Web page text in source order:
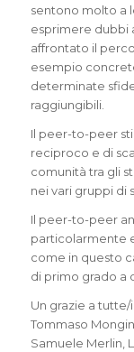
sentono molto a
esprimere dubbi
affrontato il
esempio
determinate
raggiungibili.
Il peer-to-peer
reciproco e di
comunità tra gli
nei vari gruppi di
Il peer-to-peer
particolarmente
come in questo
di primo grado a
Un grazie a
Tommaso
Samuele Merlin,